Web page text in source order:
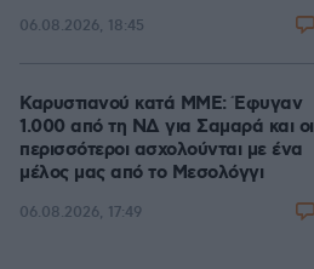
06.08.2026, 18:45
Καρυστιανού κατά ΜΜΕ: Έφυγαν
1.000 από τη ΝΔ για Σαμαρά και οι
περισσότεροι ασχολούνται με ένα
μέλος μας από το Μεσολόγγι
06.08.2026, 17:49